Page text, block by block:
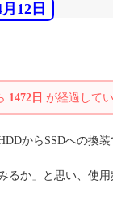
12日
1472日 が経過してい
からSSDへの換
るか」と思い、使